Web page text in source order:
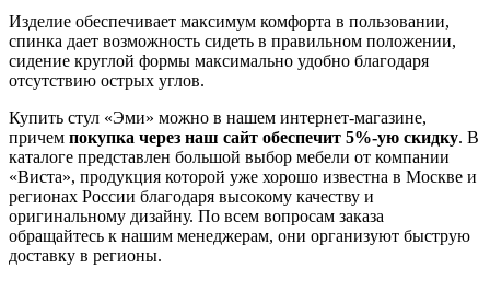
Изделие обеспечивает максимум комфорта в пользовании,
спинка дает возможность сидеть в правильном положении,
сидение круглой формы максимально удобно благодаря
отсутствию острых углов.
Купить стул «Эми» можно в нашем интернет-магазине,
причем покупка через наш сайт обеспечит 5%-ую скидку. В
каталоге представлен большой выбор мебели от компании
«Виста», продукция которой уже хорошо известна в Москве и
регионах России благодаря высокому качеству и
оригинальному дизайну. По всем вопросам заказа
обращайтесь к нашим менеджерам, они организуют быструю
доставку в регионы.